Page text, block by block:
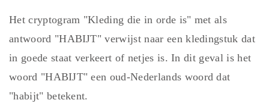
Het cryptogram "Kleding die in orde is" met als
antwoord "HABĲT" verwijst naar een kledingstuk dat
in goede staat verkeert of netjes is. In dit geval is het
woord "HABĲT" een oud-Nederlands woord dat
"habijt" betekent.